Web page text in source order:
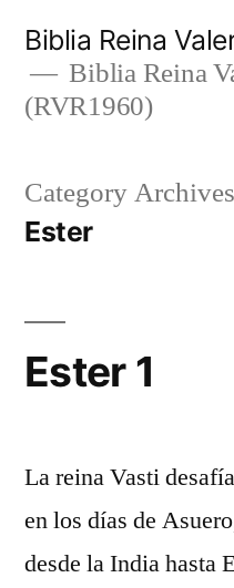
content
Biblia Reina
Biblia Reina
(RVR1960)
Category
Ester
Ester 1
La reina Vasti
en los días de
desde la India hasta